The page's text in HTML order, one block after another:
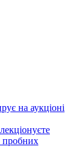
на аукціоні
пробних